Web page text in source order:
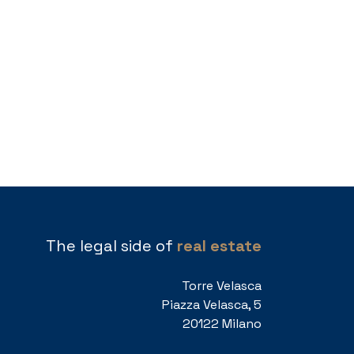
The legal side of real estate
Torre Velasca
Piazza Velasca, 5
20122 Milano